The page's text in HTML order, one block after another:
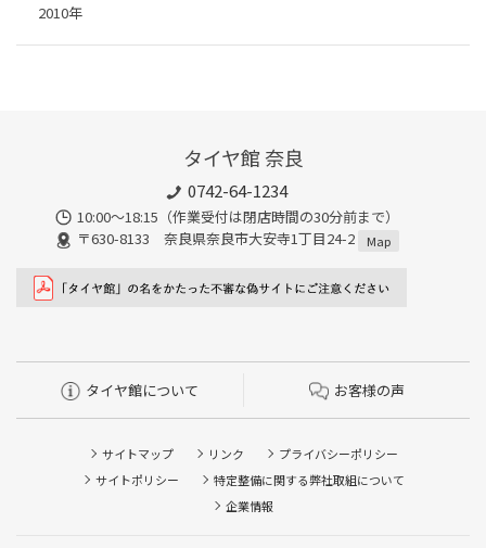
2010年
タイヤ館 奈良
0742-64-1234
10:00～18:15（作業受付は閉店時間の30分前まで）
〒630-8133 奈良県奈良市大安寺1丁目24-2
Map
タイヤ館について お客様の声
サイトマップ リンク
プライバシーポリシー
サイトポリシー
特定整備に関する弊社取組について
企業情報